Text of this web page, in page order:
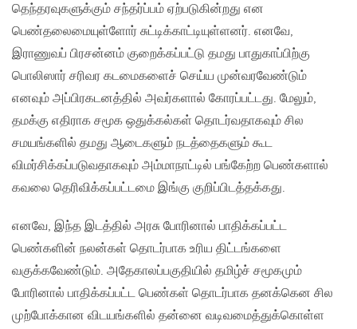
தெந்தரவுகளுக்கும் சந்தர்ப்பம் ஏற்படுகின்றது என
பெண்தலைமையுள்ளோர் சுட்டிக்காட்டியுள்ளனர். எனவே,
இராணுவப் பிரசன்னம் குறைக்கப்பட்டு தமது பாதுகாப்பிற்கு
பொலிஸார் சரிவர கடமைகளைச் செய்ய முன்வரவேண்டும்
எனவும் அப்பிரகடனத்தில் அவர்களால் கோரப்பட்டது. மேலும்,
தமக்கு எதிராக சமூக ஒதுக்கல்கள் தொடர்வதாகவும் சில
சமயங்களில் தமது ஆடைகளும் நடத்தைகளும் கூட
விமர்சிக்கப்படுவதாகவும் அம்மாநாட்டில் பங்கேற்ற பெண்களால்
கவலை தெரிவிக்கப்பட்டமை இங்கு குறிப்பிடத்தக்கது.
எனவே, இந்த இடத்தில் அரசு போரினால் பாதிக்கப்பட்ட
பெண்களின் நலன்கள் தொடர்பாக உரிய திட்டங்களை
வகுக்கவேண்டும். அதேகாலப்பகுதியில் தமிழ்ச் சமூகமும்
போரினால் பாதிக்கப்பட்ட பெண்கள் தொடர்பாக தனக்கென சில
முற்போக்கான விடயங்களில் தன்னை வடிவமைத்துக்கொள்ள